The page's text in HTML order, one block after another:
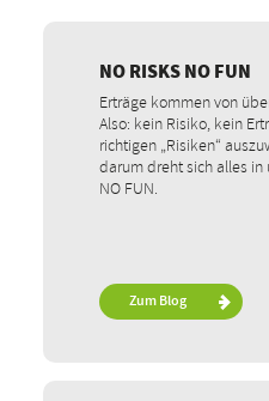
BEITRÄGE
NO RISKS NO FUN
Erträge kommen von
Also: kein Risiko, kein
richtigen „Risiken“
darum dreht sich alles in
NO FUN.
Zum Blog